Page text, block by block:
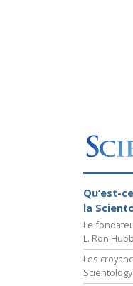
Qu’est-
la
Le
L. Ron
Les
Scientology